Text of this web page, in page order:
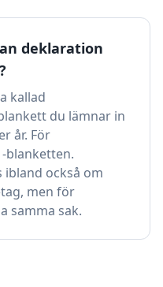
deklaration
kallad
du lämnar in
år. För
blanketten.
också om
men för
samma sak.